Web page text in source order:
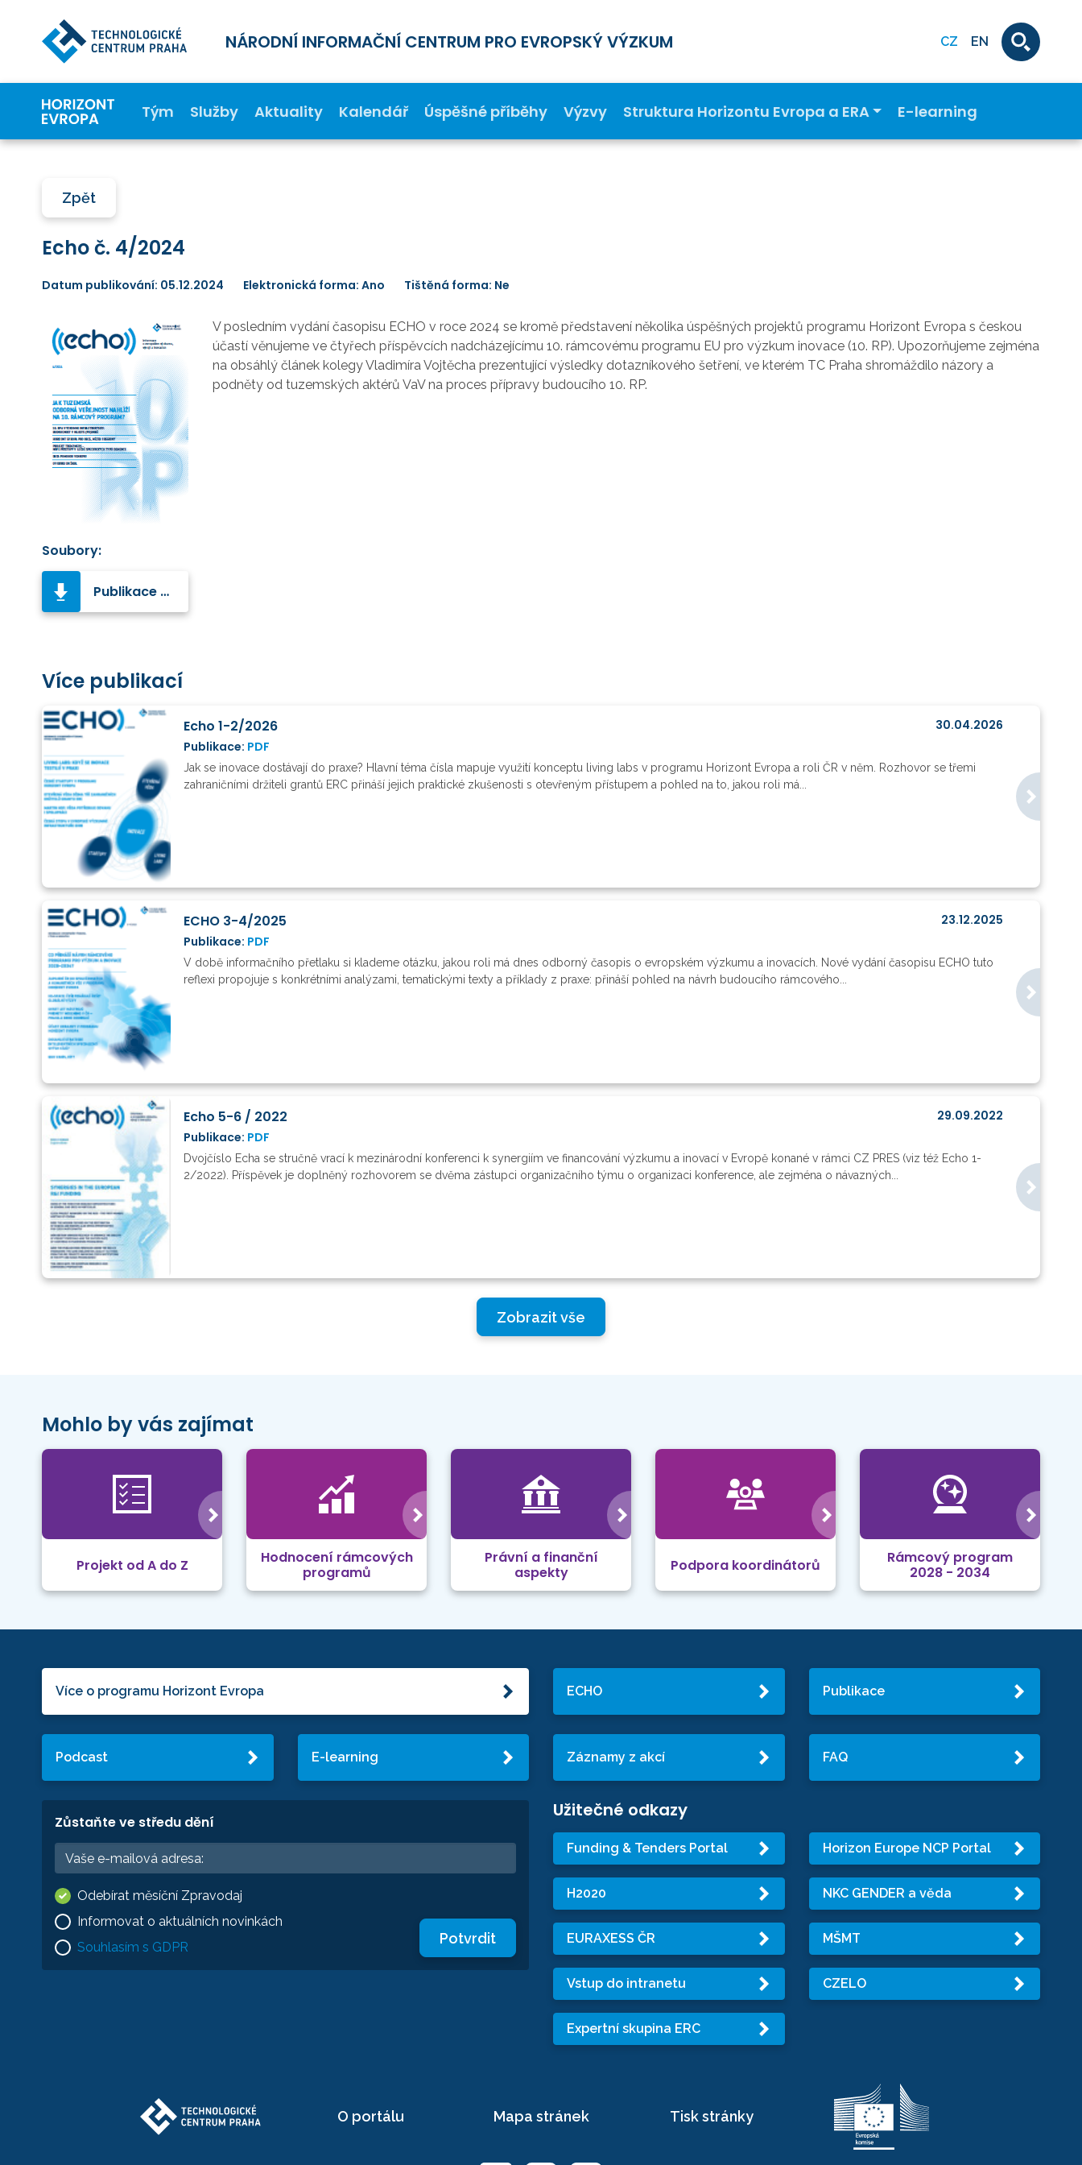
NÁRODNÍ INFORMAČNÍ CENTRUM PRO EVROPSKÝ VÝZKUM CZ EN
Tým Služby Aktuality Kalendář Úspěšné příběhy Výzvy Struktura Horizontu Evropa a ERA E-learning
Zpět
Echo č. 4/2024
Datum publikování: 05.12.2024 Elektronická forma: Ano Tištěná forma: Ne
Soubory:
Publikace PDF
V posledním vydání časopisu ECHO v roce 2024 se kromě představení několika úspěšných projektů programu Horizont Evropa s českou
účastí věnujeme ve čtyřech příspěvcích nadcházejícímu 10. rámcovému programu EU pro výzkum inovace (10. RP). Upozorňujeme zejména
na obsáhlý článek kolegy Vladimíra Vojtěcha prezentující výsledky dotazníkového šetření, ve kterém TC Praha shromáždilo názory a
podněty od tuzemských aktérů VaV na proces přípravy budoucího 10. RP.
Více publikací
Echo 1-2/2026
30.04.2026
Publikace: PDF
Jak se inovace dostávají do praxe? Hlavní téma čísla mapuje využití konceptu living labs v programu Horizont Evropa a roli ČR v něm. Rozhovor se třemi
zahraničními držiteli grantů ERC přináší jejich praktické zkušenosti s otevřeným přístupem a pohled na to, jakou roli má...
ECHO 3-4/2025
23.12.2025
Publikace: PDF
V době informačního přetlaku si klademe otázku, jakou roli má dnes odborný časopis o evropském výzkumu a inovacích. Nové vydání časopisu ECHO tuto
reflexi propojuje s konkrétními analýzami, tematickými texty a příklady z praxe: přináší pohled na návrh budoucího rámcového...
Echo 5-6 / 2022
29.09.2022
Publikace: PDF
Dvojčíslo Echa se stručně vrací k mezinárodní konferenci k synergiím ve financování výzkumu a inovací v Evropě konané v rámci CZ PRES (viz též Echo 1-
2/2022). Příspěvek je doplněný rozhovorem se dvěma zástupci organizačního týmu o organizaci konference, ale zejména o návazných...
Zobrazit vše
Mohlo by vás zajímat
Projekt od A do Z
Hodnocení rámcových
programů
Právní a finanční
aspekty
Podpora koordinátorů
Rámcový program
2028 - 2034
Více o programu Horizont Evropa
Podcast E-learning
Zůstaňte ve středu dění
Odebírat měsíční Zpravodaj
Informovat o aktuálních novinkách
Souhlasím s GDPR
Potvrdit
ECHO Publikace
Záznamy z akcí FAQ
Užitečné odkazy
Funding & Tenders Portal Horizon Europe NCP Portal
H2020 NKC GENDER a věda
EURAXESS ČR MŠMT
Vstup do intranetu CZELO
Expertní skupina ERC
O portálu Mapa stránek Tisk stránky